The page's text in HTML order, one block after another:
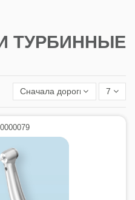
ТУРБИННЫЕ
Сначала дорогие 7